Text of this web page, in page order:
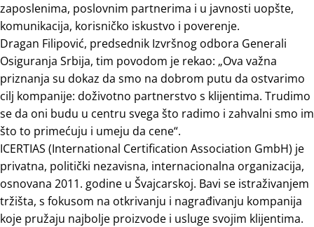
zaposlenima, poslovnim partnerima i u javnosti uopšte,
komunikacija, korisničko iskustvo i poverenje.
Dragan Filipović, predsednik Izvršnog odbora Generali
Osiguranja Srbija, tim povodom je rekao: „Ova važna
priznanja su dokaz da smo na dobrom putu da ostvarimo
cilj kompanije: doživotno partnerstvo s klijentima. Trudimo
se da oni budu u centru svega što radimo i zahvalni smo im
što to primećuju i umeju da cene“.
ICERTIAS (International Certification Association GmbH) je
privatna, politički nezavisna, internacionalna organizacija,
osnovana 2011. godine u Švajcarskoj. Bavi se istraživanjem
tržišta, s fokusom na otkrivanju i nagrađivanju kompanija
koje pružaju najbolje proizvode i usluge svojim klijentima.